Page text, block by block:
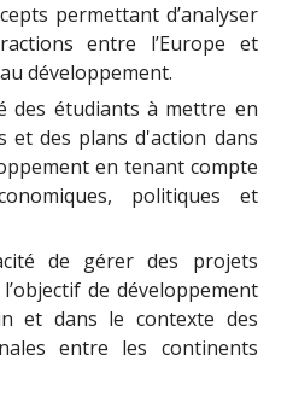
permettant d’analyser
entre l’Europe et
développement.
des étudiants à mettre en
et des plans d'action dans
en tenant compte
politiques et
de gérer des projets
de développement
et dans le contexte des
entre les continents